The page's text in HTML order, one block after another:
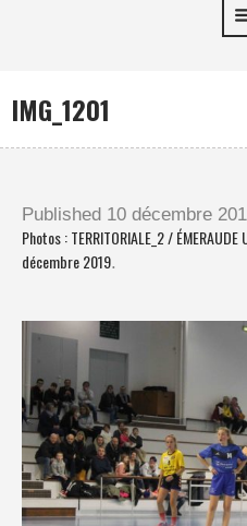
IMG_1201
Published 10 décembre
Photos : TERRITORIALE_2 /
décembre 2019.